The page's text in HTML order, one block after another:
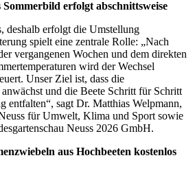
erfolgt abschnittsweise
deshalb erfolgt die Umstellung
spielt eine zentrale Rolle: „Nach
vergangenen Wochen und dem direkten
wird der Wechsel
Unser Ziel ist, dass die
und die Beete Schritt für Schritt
entfalten“, sagt Dr. Matthias Welpmann,
für Umwelt, Klima und Sport sowie
Neuss 2026 GmbH.
aus Hochbeeten kostenlos